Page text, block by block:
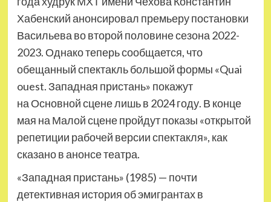
Хабенский анонсировал премьеру постановки
Васильева во второй половине сезона 2022-
2023. Однако теперь сообщается, что
обещанный спектакль большой формы «Quai
ouest. Западная пристань» покажут
на Основной сцене лишь в 2024 году. В конце
мая на Малой сцене пройдут показы «открытой
репетиции рабочей версии спектакля», как
сказано в анонсе театра.
«Западная пристань» (1985) — почти
детективная история об эмигрантах в